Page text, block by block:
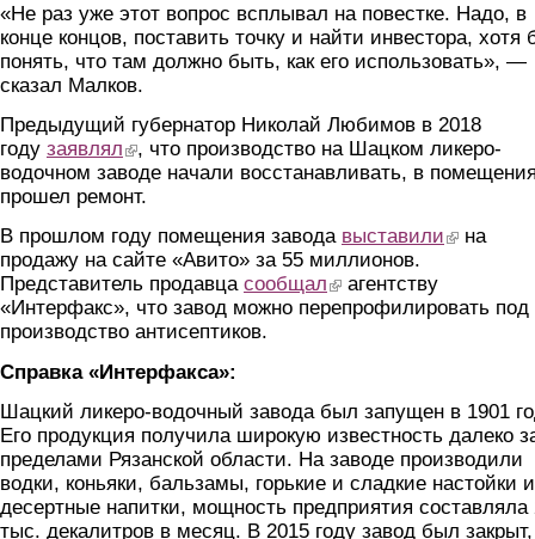
«Не раз уже этот вопрос всплывал на повестке. Надо, в
конце концов, поставить точку и найти инвестора, хотя
понять, что там должно быть, как его использовать», —
сказал Малков.
Предыдущий губернатор Николай Любимов в 2018
году заявлял (link is external)
, что производство на Шацком ликеро-
водочном заводе начали восстанавливать, в
прошел ремонт.
В прошлом году помещения завода выставили (link is
на
продажу на сайте «Авито» за 55 миллионов.
Представитель продавца сообщал (link is external)
агентству
«Интерфакс», что завод можно перепрофилировать под
производство антисептиков.
Справка «Интерфакса»:
Шацкий ликеро-водочный завода был запущен в 1901
Его продукция получила широкую известность далеко
пределами Рязанской области. На заводе производили
водки, коньяки, бальзамы, горькие и сладкие настойки и
десертные напитки, мощность предприятия составляла
тыс. декалитров в месяц. В 2015 году завод был